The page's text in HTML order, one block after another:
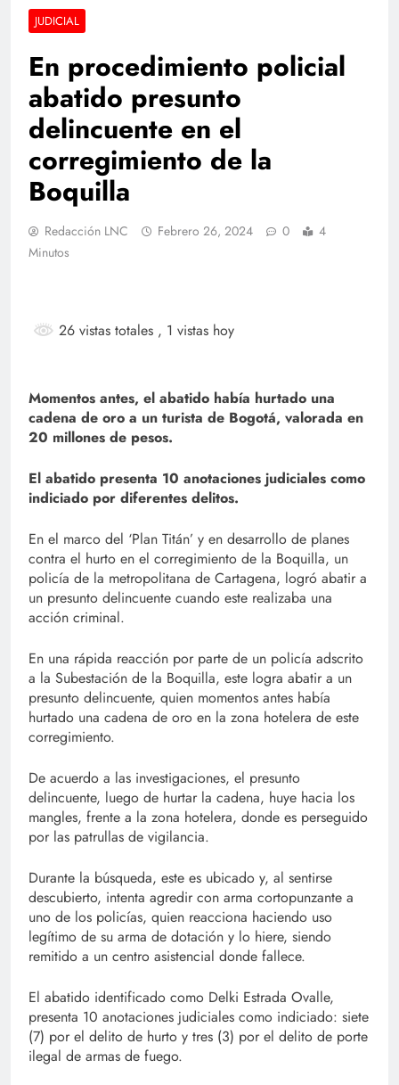
JUDICIAL
En procedimiento policial
abatido presunto
delincuente en el
corregimiento de la
Boquilla
Redacción LNC Febrero 26, 2024 0
4
Minutos
26 vistas totales , 1 vistas hoy
Momentos antes, el abatido había hurtado una
cadena de oro a un turista de Bogotá, valorada en
20 millones de pesos.
El abatido presenta 10 anotaciones judiciales como
indiciado por diferentes delitos.
En el marco del ‘Plan Titán’ y en desarrollo de planes
contra el hurto en el corregimiento de la Boquilla, un
policía de la metropolitana de Cartagena, logró abatir a
un presunto delincuente cuando este realizaba una
acción criminal.
En una rápida reacción por parte de un policía adscrito
a la Subestación de la Boquilla, este logra abatir a un
presunto delincuente, quien momentos antes había
hurtado una cadena de oro en la zona hotelera de este
corregimiento.
De acuerdo a las investigaciones, el presunto
delincuente, luego de hurtar la cadena, huye hacia los
mangles, frente a la zona hotelera, donde es perseguido
por las patrullas de vigilancia.
Durante la búsqueda, este es ubicado y, al sentirse
descubierto, intenta agredir con arma cortopunzante a
uno de los policías, quien reacciona haciendo uso
legítimo de su arma de dotación y lo hiere, siendo
remitido a un centro asistencial donde fallece.
El abatido identificado como Delki Estrada Ovalle,
presenta 10 anotaciones judiciales como indiciado: siete
(7) por el delito de hurto y tres (3) por el delito de porte
ilegal de armas de fuego.